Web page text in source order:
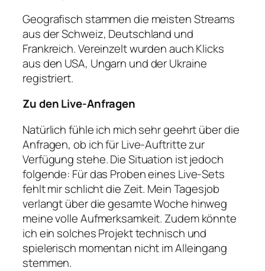
Geografisch stammen die meisten Streams
aus der Schweiz, Deutschland und
Frankreich. Vereinzelt wurden auch Klicks
aus den USA, Ungarn und der Ukraine
registriert.
Zu den Live-Anfragen
Natürlich fühle ich mich sehr geehrt über die
Anfragen, ob ich für Live-Auftritte zur
Verfügung stehe. Die Situation ist jedoch
folgende: Für das Proben eines Live-Sets
fehlt mir schlicht die Zeit. Mein Tagesjob
verlangt über die gesamte Woche hinweg
meine volle Aufmerksamkeit. Zudem könnte
ich ein solches Projekt technisch und
spielerisch momentan nicht im Alleingang
stemmen.